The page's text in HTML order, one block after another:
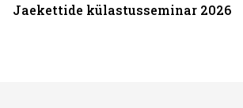
Jaekettide külastusseminar 2026